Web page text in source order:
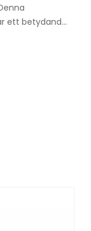
ett betydande
med